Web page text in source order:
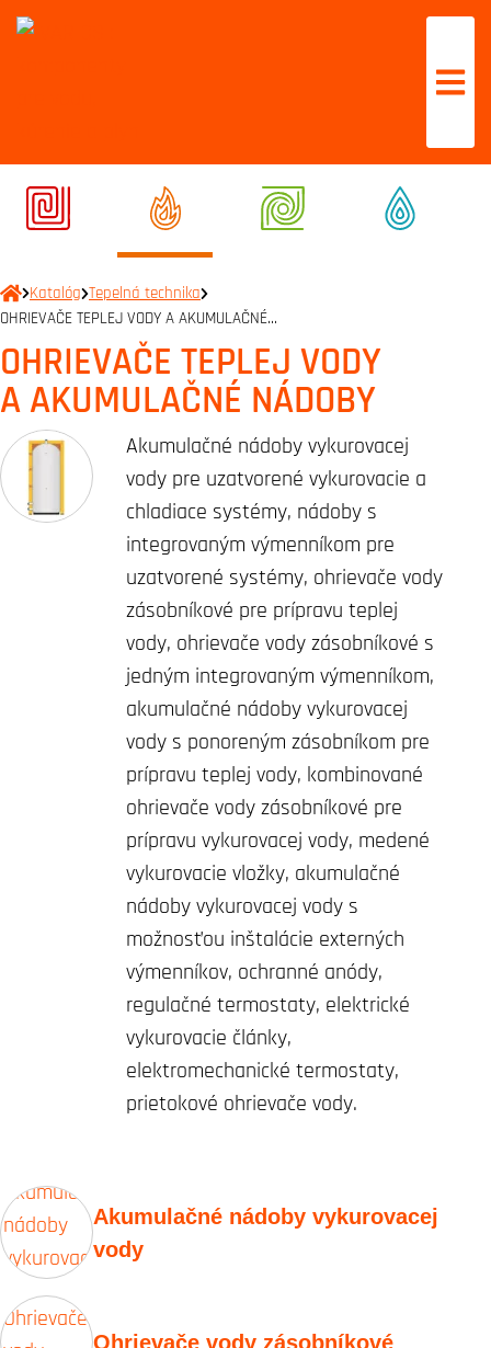
Katalóg Tepelná technika
OHRIEVAČE TEPLEJ VODY A AKUMULAČNÉ…
OHRIEVAČE TEPLEJ VODY
A AKUMULAČNÉ NÁDOBY
Akumulačné nádoby vykurovacej
vody pre uzatvorené vykurovacie a
chladiace systémy, nádoby s
integrovaným výmenníkom pre
uzatvorené systémy, ohrievače vody
zásobníkové pre prípravu teplej
vody, ohrievače vody zásobníkové s
jedným integrovaným výmenníkom,
akumulačné nádoby vykurovacej
vody s ponoreným zásobníkom pre
prípravu teplej vody, kombinované
ohrievače vody zásobníkové pre
prípravu vykurovacej vody, medené
vykurovacie vložky, akumulačné
nádoby vykurovacej vody s
možnosťou inštalácie externých
výmenníkov, ochranné anódy,
regulačné termostaty, elektrické
vykurovacie články,
elektromechanické termostaty,
prietokové ohrievače vody.
Akumulačné nádoby vykurovacej
vody
Ohrievače vody zásobníkové